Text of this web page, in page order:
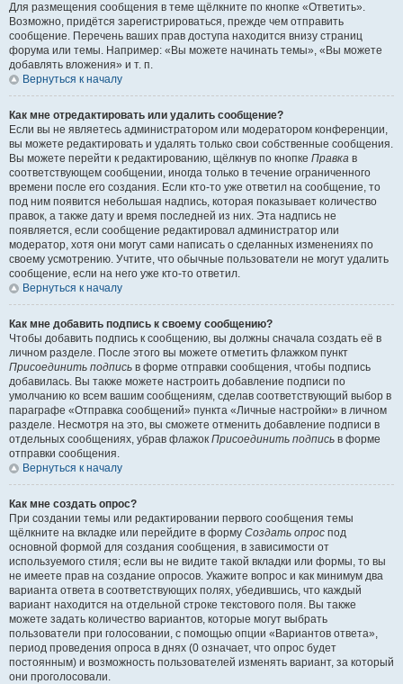
Для размещения сообщения в теме щёлкните по кнопке «Ответить».
Возможно, придётся зарегистрироваться, прежде чем отправить
сообщение. Перечень ваших прав доступа находится внизу страниц
форума или темы. Например: «Вы можете начинать темы», «Вы можете
добавлять вложения» и т. п.
Вернуться к началу
Как мне отредактировать или удалить сообщение?
Если вы не являетесь администратором или модератором конференции,
вы можете редактировать и удалять только свои собственные сообщения.
Вы можете перейти к редактированию, щёлкнув по кнопке Правка в
соответствующем сообщении, иногда только в течение ограниченного
времени после его создания. Если кто-то уже ответил на сообщение, то
под ним появится небольшая надпись, которая показывает количество
правок, а также дату и время последней из них. Эта надпись не
появляется, если сообщение редактировал администратор или
модератор, хотя они могут сами написать о сделанных изменениях по
своему усмотрению. Учтите, что обычные пользователи не могут удалить
сообщение, если на него уже кто-то ответил.
Вернуться к началу
Как мне добавить подпись к своему сообщению?
Чтобы добавить подпись к сообщению, вы должны сначала создать её в
личном разделе. После этого вы можете отметить флажком пункт
Присоединить подпись в форме отправки сообщения, чтобы подпись
добавилась. Вы также можете настроить добавление подписи по
умолчанию ко всем вашим сообщениям, сделав соответствующий выбор в
параграфе «Отправка сообщений» пункта «Личные настройки» в личном
разделе. Несмотря на это, вы сможете отменить добавление подписи в
отдельных сообщениях, убрав флажок Присоединить подпись в форме
отправки сообщения.
Вернуться к началу
Как мне создать опрос?
При создании темы или редактировании первого сообщения темы
щёлкните на вкладке или перейдите в форму Создать опрос под
основной формой для создания сообщения, в зависимости от
используемого стиля; если вы не видите такой вкладки или формы, то вы
не имеете прав на создание опросов. Укажите вопрос и как минимум два
варианта ответа в соответствующих полях, убедившись, что каждый
вариант находится на отдельной строке текстового поля. Вы также
можете задать количество вариантов, которые могут выбрать
пользователи при голосовании, с помощью опции «Вариантов ответа»,
период проведения опроса в днях (0 означает, что опрос будет
постоянным) и возможность пользователей изменять вариант, за который
они проголосовали.